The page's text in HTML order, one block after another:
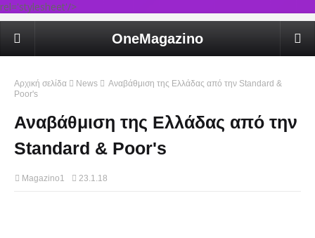
rel='stylesheet'/>
OneMagazino
Αρχική σελίδα News
Αναβάθμιση της Ελλάδας από την Standard &
Poor's
Αναβάθμιση της Ελλάδας από την
Standard & Poor's
Magazino1 23.1.18